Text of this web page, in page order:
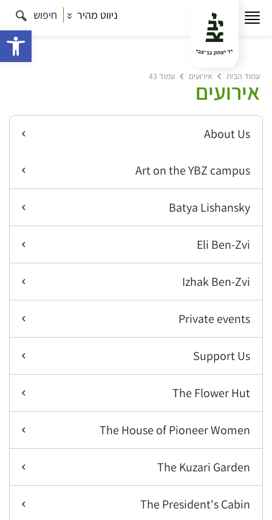
ניווט מהיר חיפוש
עמוד הבית אירועים עמוד 43
אירועים
About Us
Art on the YBZ campus
Batya Lishansky
Eli Ben-Zvi
Izhak Ben-Zvi
Private events
Support Us
The Flower Hut
The House of Pioneer Women
The Kuzari Garden
The President's Cabin